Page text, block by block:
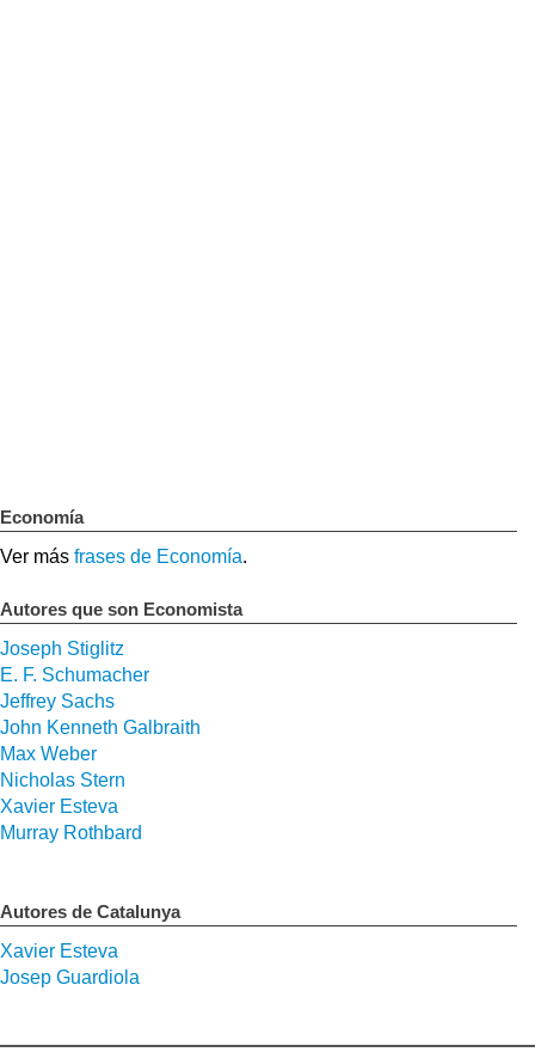
Economía
Ver más frases de Economía.
Autores que son Economista
Joseph Stiglitz
E. F. Schumacher
Jeffrey Sachs
John Kenneth Galbraith
Max Weber
Nicholas Stern
Xavier Esteva
Murray Rothbard
Autores de Catalunya
Xavier Esteva
Josep Guardiola